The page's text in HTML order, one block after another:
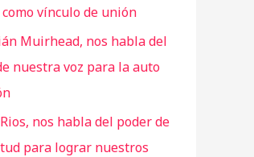
vínculo de unión
Muirhead, nos habla del
nuestra voz para la auto
nos habla del poder de
para lograr nuestros